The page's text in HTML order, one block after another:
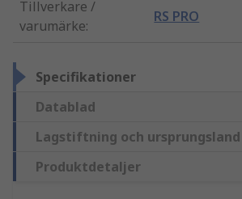
Tillverkare /
varumärke:
RS PRO
Specifikationer
Datablad
Lagstiftning och ursprungsland
Produktdetaljer